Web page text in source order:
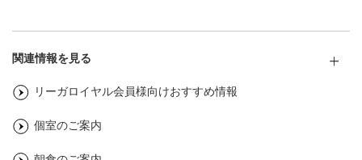
関連情報を見る
リーガロイヤル会員様向けおすすめ情報
個室のご案内